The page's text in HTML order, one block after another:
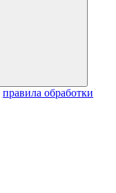
правила обработки